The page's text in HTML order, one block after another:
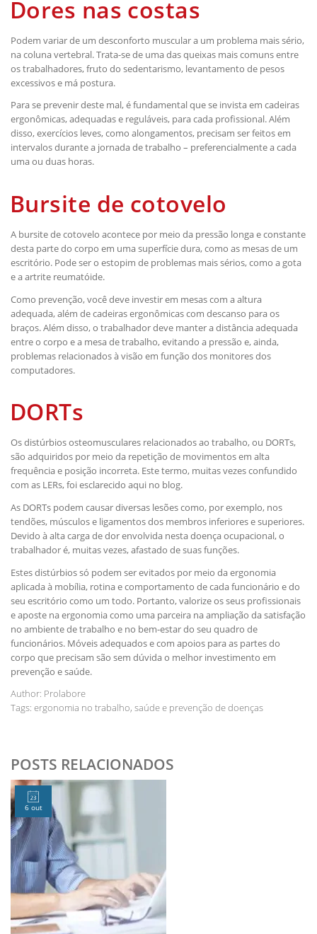
Dores nas costas
Podem variar de um desconforto muscular a um problema mais sério,
na coluna vertebral. Trata-se de uma das queixas mais comuns entre
os trabalhadores, fruto do sedentarismo, levantamento de pesos
excessivos e má postura.
Para se prevenir deste mal, é fundamental que se invista em cadeiras
ergonômicas, adequadas e reguláveis, para cada profissional. Além
disso, exercícios leves, como alongamentos, precisam ser feitos em
intervalos durante a jornada de trabalho – preferencialmente a cada
uma ou duas horas.
Bursite de cotovelo
A bursite de cotovelo acontece por meio da pressão longa e constante
desta parte do corpo em uma superfície dura, como as mesas de um
escritório. Pode ser o estopim de problemas mais sérios, como a gota
e a artrite reumatóide.
Como prevenção, você deve investir em mesas com a altura
adequada, além de cadeiras ergonômicas com descanso para os
braços. Além disso, o trabalhador deve manter a distância adequada
entre o corpo e a mesa de trabalho, evitando a pressão e, ainda,
problemas relacionados à visão em função dos monitores dos
computadores.
DORTs
Os distúrbios osteomusculares relacionados ao trabalho, ou DORTs,
são adquiridos por meio da repetição de movimentos em alta
frequência e posição incorreta. Este termo, muitas vezes confundido
com as LERs, foi esclarecido aqui no blog.
As DORTs podem causar diversas lesões como, por exemplo, nos
tendões, músculos e ligamentos dos membros inferiores e superiores.
Devido à alta carga de dor envolvida nesta doença ocupacional, o
trabalhador é, muitas vezes, afastado de suas funções.
Estes distúrbios só podem ser evitados por meio da ergonomia
aplicada à mobília, rotina e comportamento de cada funcionário e do
seu escritório como um todo. Portanto, valorize os seus profissionais
e aposte na ergonomia como uma parceira na ampliação da satisfação
no ambiente de trabalho e no bem-estar do seu quadro de
funcionários. Móveis adequados e com apoios para as partes do
corpo que precisam são sem dúvida o melhor investimento em
prevenção e saúde.
Author: Prolabore
Tags: ergonomia no trabalho, saúde e prevenção de doenças
POSTS RELACIONADOS
6 out